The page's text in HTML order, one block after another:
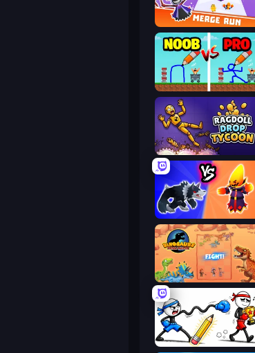
Merge Run
DOP Noob: Draw to Save
Ragdoll Drop Tycoon
Merge Battle Tactics
Dinosaurs Merge Master
Doodle Smash